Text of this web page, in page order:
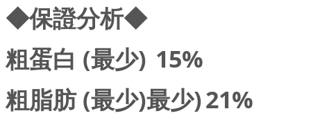
◆保證分析◆
粗蛋白 (最少) 15%
粗脂肪 (最少)最少)21%